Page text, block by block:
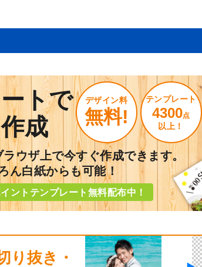
トで
成
デザイン料
無料!
テンプレート
4300点
以上！
ウザ上で今すぐ作成できます。
ん白紙からも可能！
ントテンプレート無料配布中！
り抜き・